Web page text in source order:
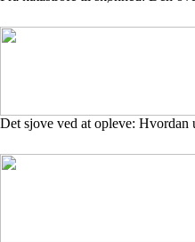
Det sjove ved at opleve: Hvordan